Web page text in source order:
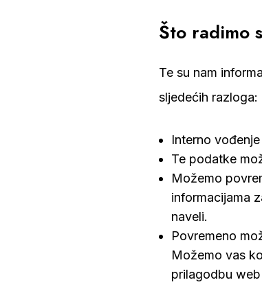
Što radimo
Te su nam
sljedećih razloga:
Interno
Te podatke
Možemo
informacijama
naveli.
Povremeno
Možemo vas
prilagodbu